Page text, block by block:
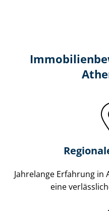
Jahrelange Erfahrung
eine